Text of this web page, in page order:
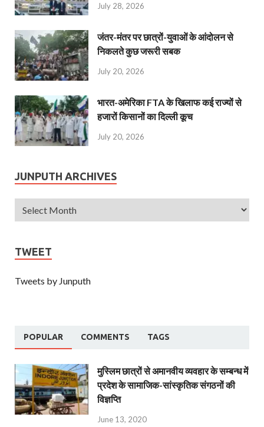
July 28, 2026
जंतर-मंतर पर छात्रों-युवाओं के आंदोलन से
निकलते कुछ जरूरी सबक
July 20, 2026
भारत-अमेरिका FTA के खिलाफ कई राज्यों से
हजारों किसानों का दिल्ली कूच
July 20, 2026
JUNPUTH ARCHIVES
TWEET
Tweets by Junputh
POPULAR COMMENTS TAGS
मुस्लिम छात्रों से अमानवीय व्यवहार के सम्बन्ध में
प्रदेश के सामाजिक-सांस्कृतिक संगठनों की
विज्ञप्ति
June 13, 2020